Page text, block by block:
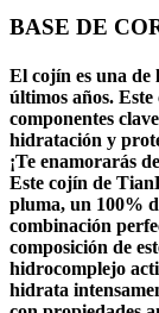
BASE DE
El cojín es una de
últimos años.
componentes
hidratación y
¡Te enamorarás
Este cojín de
pluma, un 100%
combinación
composición de
hidrocomplejo
hidrata